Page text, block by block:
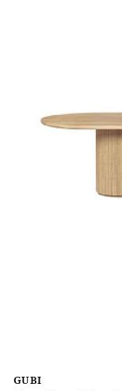
GUBI